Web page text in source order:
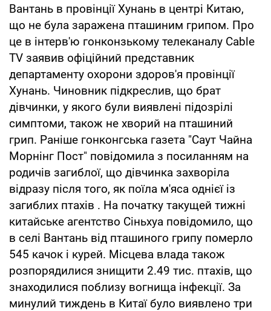
Вантань в провінції Хунань в центрі Китаю,
що не була заражена пташиним грипом. Про
це в інтерв'ю гонконзькому телеканалу Cable
TV заявив офіційний представник
департаменту охорони здоров'я провінції
Хунань. Чиновник підкреслив, що брат
дівчинки, у якого були виявлені підозрілі
симптоми, також не хворий на пташиний
грип. Раніше гонконгська газета "Саут Чайна
Морнінг Пост" повідомила з посиланням на
родичів загиблої, що дівчинка захворіла
відразу після того, як поїла м'яса однієї із
загиблих птахів . На початку такущей тижні
китайське агентство Сіньхуа повідомило, що
в селі Вантань від пташиного грипу померло
545 качок і курей. Місцева влада також
розпорядилися знищити 2.49 тис. птахів, що
знаходилися поблизу вогнища інфекції. За
минулий тиждень в Китаї було виявлено три